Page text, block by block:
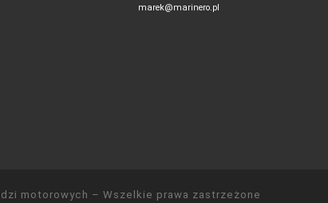
marek@marinero.pl
motorowych – Wszelkie prawa zastrzeżone